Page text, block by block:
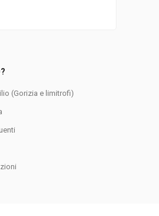
(Gorizia e limitrofi)